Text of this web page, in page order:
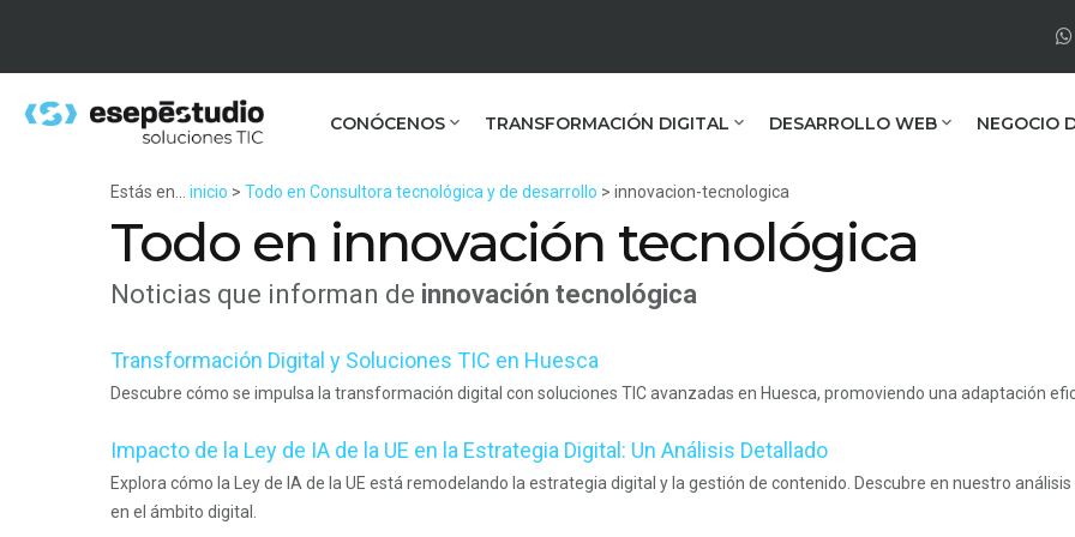
CONÓCENOS TRANSFORMACIÓN DIGITAL DESARROLLO WEB NEGOCIO
Estás en... inicio > Todo en Consultora tecnológica y de desarrollo > innovacion-tecnologica
Todo en innovación tecnológica
Noticias que informan de innovación tecnológica
Transformación Digital y Soluciones TIC en Huesca
Descubre cómo se impulsa la transformación digital con soluciones TIC avanzadas en Huesca, promoviendo una adaptación
Impacto de la Ley de IA de la UE en la Estrategia Digital: Un Análisis Detallado
Explora cómo la Ley de IA de la UE está remodelando la estrategia digital y la gestión de contenido. Descubre en nuestro
en el ámbito digital.